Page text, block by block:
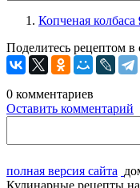
Копченая колбаса
Поделитесь рецептом в
0 комментариев
Оставить комментарий
полная версия сайта